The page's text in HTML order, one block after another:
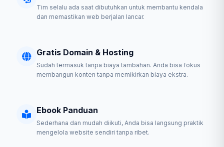
Tim selalu ada saat dibutuhkan untuk membantu kendala
dan memastikan web berjalan lancar.
Gratis Domain & Hosting
Sudah termasuk tanpa biaya tambahan. Anda bisa fokus
membangun konten tanpa memikirkan biaya ekstra.
Ebook Panduan
Sederhana dan mudah diikuti, Anda bisa langsung praktik
mengelola website sendiri tanpa ribet.